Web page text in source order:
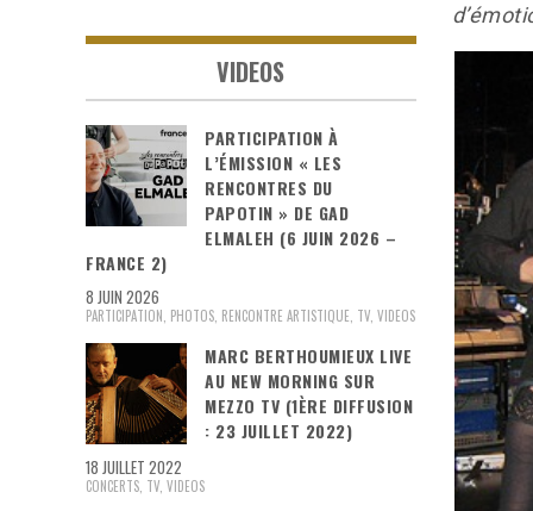
VIDEOS
PARTICIPATION À
L’ÉMISSION « LES
RENCONTRES DU
PAPOTIN » DE GAD
ELMALEH (6 JUIN 2026 –
FRANCE 2)
8 JUIN 2026
PARTICIPATION PHOTOS RENCONTRE ARTISTIQUE TV VIDEOS
MARC BERTHOUMIEUX LIVE
AU NEW MORNING SUR
MEZZO TV (1ÈRE DIFFUSION
: 23 JUILLET 2022)
18 JUILLET 2022
CONCERTS TV VIDEOS